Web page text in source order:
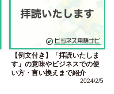
【例文付き】「拝読いたしま
す」の意味やビジネスでの使
い方・言い換えまで紹介
2024/2/5